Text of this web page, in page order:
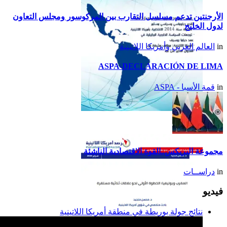
تقرير أمريكا اللاتينية لسنة
2014
الأرجنتين تدعم مسلسل التقارب بين المركوسور ومجلس التعاون
لدول الخليج
in العالم العربي وأمريكا اللاتينية
ASPA-DECLARACIÓN DE LIMA
in قمة الأسبا - ASPA
مجموعة البريكس..القوة الاقتصادية الناشئة
in دراســات
فيديو
نتائج جولة بوريطة في منطقة أمريكا اللاتينية